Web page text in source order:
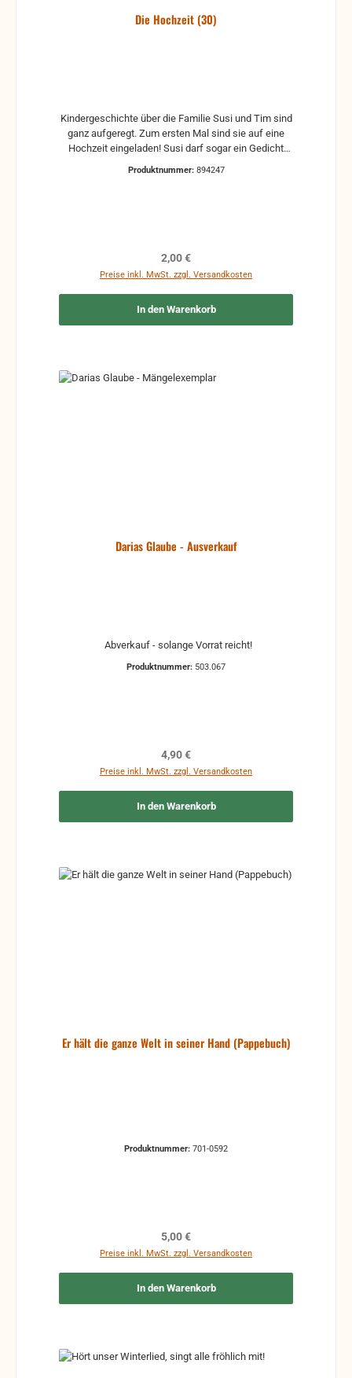
Die Hochzeit (30)
Kindergeschichte über die Familie Susi und Tim sind
ganz aufgeregt. Zum ersten Mal sind sie auf eine
Hochzeit eingeladen! Susi darf sogar ein Gedicht
vergeben, den Nächsten von Jesus zu erzählen, treu
farbigen Bildern, für Kinder von 3 bis 8 Jahren.
Produktnummer: 894247
Regulärer Preis:
2,00 €
Preise inkl. MwSt. zzgl. Versandkosten
In den Warenkorb
Darias Glaube - Ausverkauf
Produktnummer: 503.067
Regulärer Preis:
4,90 €
Preise inkl. MwSt. zzgl. Versandkosten
In den Warenkorb
Er hält die ganze Welt in seiner Hand (Pappebuch)
Produktnummer: 701-0592
Regulärer Preis:
5,00 €
Preise inkl. MwSt. zzgl. Versandkosten
In den Warenkorb